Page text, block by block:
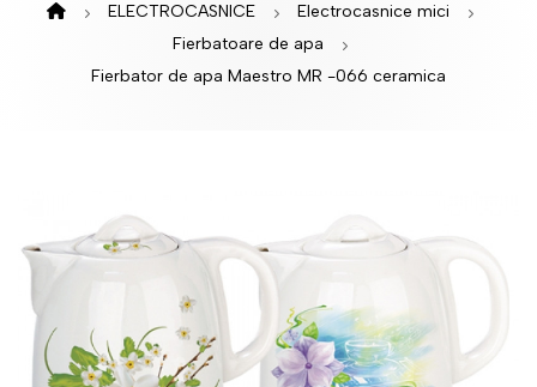
ELECTROCASNICE
Electrocasnice mici
Fierbatoare de apa
Fierbator de apa Maestro MR -066 ceramica